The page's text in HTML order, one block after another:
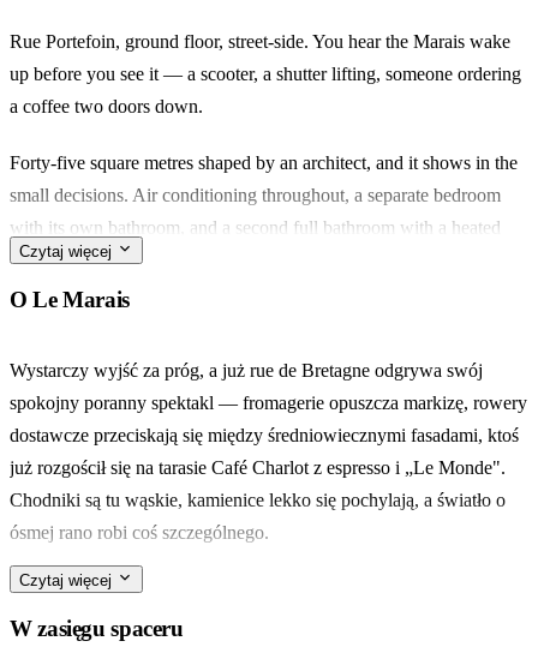
Rue Portefoin, ground floor, street-side. You hear the Marais wake
up before you see it — a scooter, a shutter lifting, someone ordering
a coffee two doors down.
Forty-five square metres shaped by an architect, and it shows in the
small decisions. Air conditioning throughout, a separate bedroom
with its own bathroom, and a second full bathroom with a heated
towel rail — rare, at this size.
down to Rue de Bretagne for the wine bars.
Works for a couple who want their own room, or four friends
splitting the sofa bed. What stays with you is the calm of the layout
— two bathrooms, two TVs, two people never in each other's way.
Czytaj więcej
O Le Marais
Wystarczy wyjść za próg, a już rue de Bretagne odgrywa swój
spokojny poranny spektakl — fromagerie opuszcza markizę, rowery
dostawcze przeciskają się między średniowiecznymi fasadami, ktoś
już rozgościł się na tarasie Café Charlot z espresso i „Le Monde".
Chodniki są tu wąskie, kamienice lekko się pochylają, a światło o
ósmej rano robi coś szczególnego.
Dwie minuty na północ znajduje się Marché des Enfants Rouges,
najstarszy zadaszony targ Paryża, czynny od 1615 roku. Koniecznie
Czytaj więcej
W zasięgu spaceru